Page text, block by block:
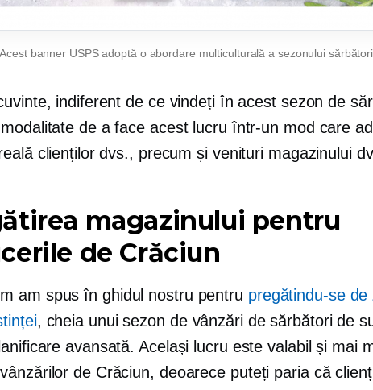
Acest banner USPS adoptă o abordare multiculturală a sezonului
indiferent de ce vindeți în acest sezon de
de a face acest lucru într-un mod care
clienților dvs., precum și venituri magazinului
magazinului pentru
de Crăciun
am spus în ghidul nostru pentru pregătindu-se de
, cheia unui sezon de vânzări de sărbători de
avansată. Același lucru este valabil și mai
de Crăciun, deoarece puteți paria că